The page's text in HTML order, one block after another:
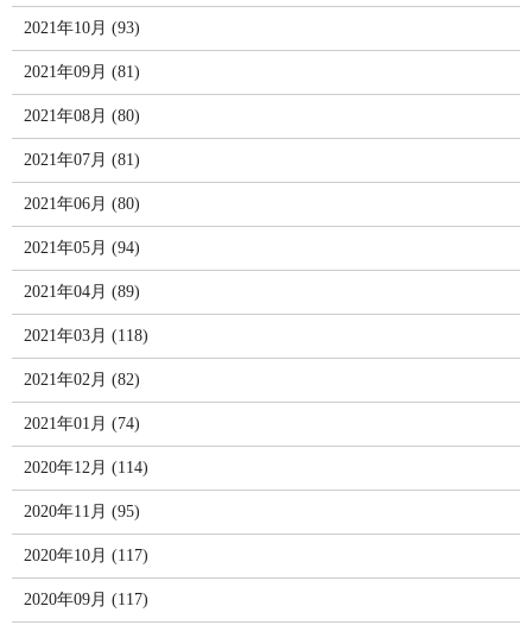
2021年10月 (93)
2021年09月 (81)
2021年08月 (80)
2021年07月 (81)
2021年06月 (80)
2021年05月 (94)
2021年04月 (89)
2021年03月 (118)
2021年02月 (82)
2021年01月 (74)
2020年12月 (114)
2020年11月 (95)
2020年10月 (117)
2020年09月 (117)